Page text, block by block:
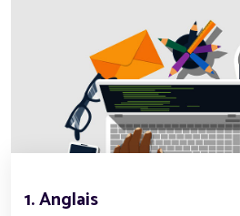
1. Anglais